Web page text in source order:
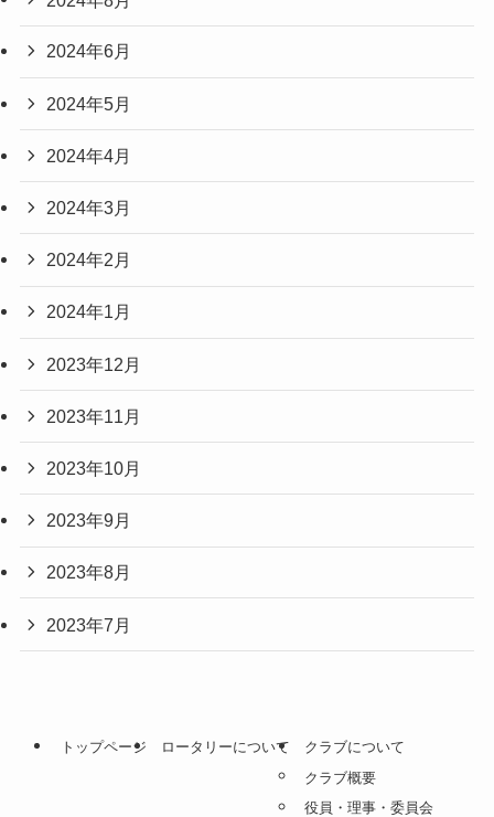
2024年6月
2024年5月
2024年4月
2024年3月
2024年2月
2024年1月
2023年12月
2023年11月
2023年10月
2023年9月
2023年8月
2023年7月
トップページ ロータリーについて
クラブについて
クラブ概要
役員・理事・委員会